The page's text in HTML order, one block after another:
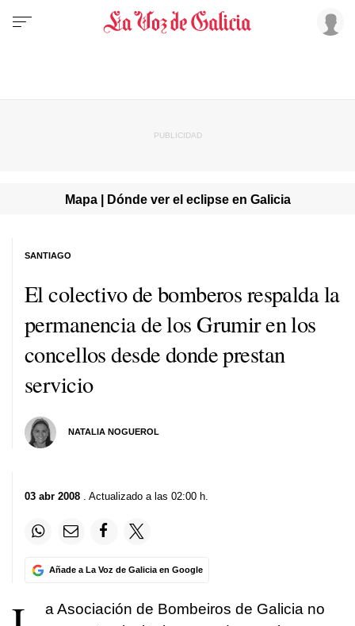
Mapa | Dónde ver el eclipse en Galicia
El colectivo de bomberos respalda la
permanencia de los Grumir en los
concellos desde donde prestan
servicio
NATALIA NOGUEROL
SANTIAGO
03 abr 2008 . Actualizado a las 02:00 h.
Añade a La Voz de Galicia en Google
a Asociación de Bombeiros de Galicia no